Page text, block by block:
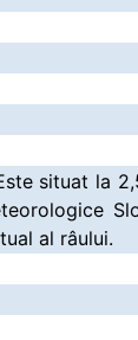
situat la
al râului.